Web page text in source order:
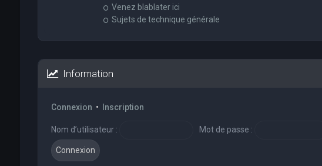
Venez blablater ici
Sujets de technique générale
Information
Connexion • Inscription
Nom d’utilisateur : Mot de passe :